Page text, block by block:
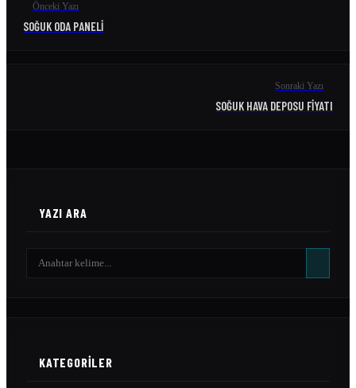
Önceki Yazı
SOĞUK ODA PANELI
Sonraki Yazı
SOĞUK HAVA DEPOSU FIYATI
YAZI ARA
KATEGORILER